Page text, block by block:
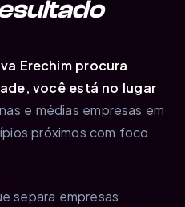
Erechim procura
você está no lugar
e médias empresas em
próximos com foco
separa empresas